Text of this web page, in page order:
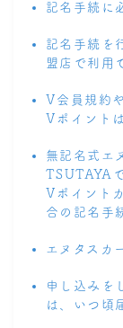
記名手続に
記名手続を
盟店で利用
V会員規約
Vポイント
無記名式エ
TSUTAYA
Vポイント
合の記名手
エヌタスカ
申し込みを
は、いつ頃